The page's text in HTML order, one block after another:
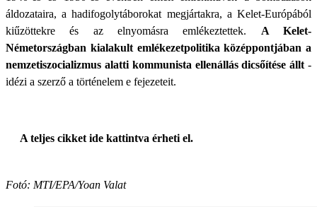
áldozataira, a hadifogolytáborokat megjártakra, a Kelet-Európából
kiűzöttekre és az elnyomásra emlékeztettek. A Kelet-
Németországban kialakult emlékezetpolitika középpontjában a
nemzetiszocializmus alatti kommunista ellenállás dicsőítése állt -
idézi a szerző a történelem e fejezeteit.
A teljes cikket ide kattintva érheti el.
Fotó: MTI/EPA/Yoan Valat